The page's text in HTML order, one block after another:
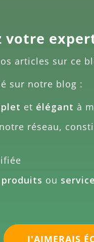
votre
articles sur ce
sur notre blog :
et élégant à
réseau,
produits ou
J'AIMERAIS